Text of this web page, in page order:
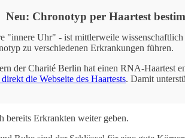
Neu: Chronotyp per Haartest
"innere Uhr" - ist mittlerweile
zu verschiedenen Erkrankungen führen.
der Charité Berlin hat einen RNA-Haartest
direkt die Webseite des Haartests. Damit
bereits Erkrankten weiter geben.